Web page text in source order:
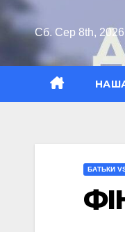
Перейти
Сб. Сер 8th, 2026
БАТЬКИ